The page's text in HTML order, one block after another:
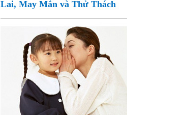
Lai, May Mắn và Thử Thách